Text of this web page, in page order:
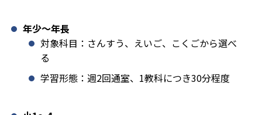
年少〜年長
対象科目：さんすう、えいご、こくごから選べ
る
学習形態：週2回通室、1教科につき30分程度